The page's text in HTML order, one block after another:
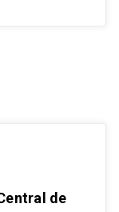
de